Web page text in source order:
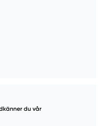
du vår